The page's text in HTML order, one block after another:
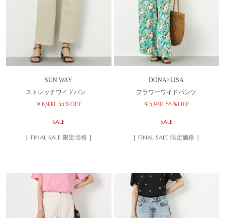
SUN WAY
ストレッチワイドパン…
￥6,930 55％OFF
SALE
| FINAL SALE 限定価格 |
DONA×LISA
フラワーワイドパンツ
￥5,940 55％OFF
SALE
| FINAL SALE 限定価格 |